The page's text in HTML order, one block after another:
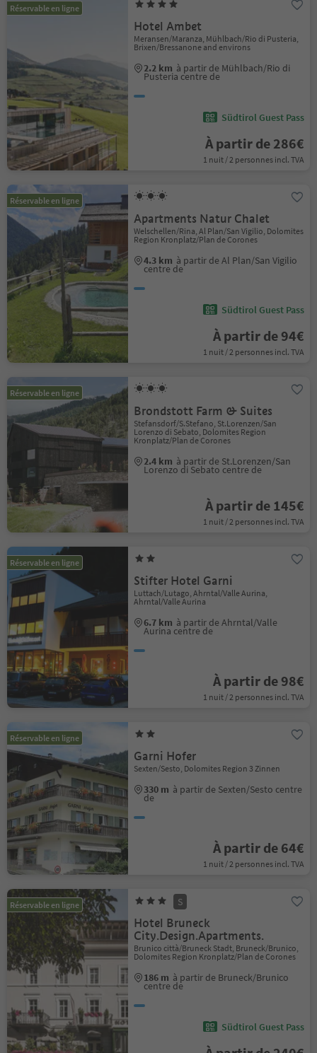
Réservable en ligne
Hotel Ambet
Meransen/Maranza, Mühlbach/Rio di Pusteria,
Brixen/Bressanone and environs
2.2 km à partir de Mühlbach/Rio di
Pusteria centre de
Südtirol Guest Pass
À partir de 286€
1 nuit / 2 personnes incl. TVA
Réservable en ligne
Apartments Natur Chalet
Welschellen/Rina, Al Plan/San Vigilio, Dolomites
Region Kronplatz/Plan de Corones
4.3 km à partir de Al Plan/San Vigilio
centre de
Südtirol Guest Pass
À partir de 94€
1 nuit / 2 personnes incl. TVA
Réservable en ligne
Brondstott Farm & Suites
Stefansdorf/S.Stefano, St.Lorenzen/San
Lorenzo di Sebato, Dolomites Region
Kronplatz/Plan de Corones
2.4 km à partir de St.Lorenzen/San
Lorenzo di Sebato centre de
À partir de 145€
1 nuit / 2 personnes incl. TVA
Réservable en ligne
Stifter Hotel Garni
Luttach/Lutago, Ahrntal/Valle Aurina,
Ahrntal/Valle Aurina
6.7 km à partir de Ahrntal/Valle
Aurina centre de
À partir de 98€
1 nuit / 2 personnes incl. TVA
Réservable en ligne
Garni Hofer
Sexten/Sesto, Dolomites Region 3 Zinnen
330 m à partir de Sexten/Sesto centre
de
À partir de 64€
1 nuit / 2 personnes incl. TVA
Réservable en ligne S
Hotel Bruneck
City.Design.Apartments.
Brunico città/Bruneck Stadt, Bruneck/Brunico,
Dolomites Region Kronplatz/Plan de Corones
186 m à partir de Bruneck/Brunico
centre de
Südtirol Guest Pass